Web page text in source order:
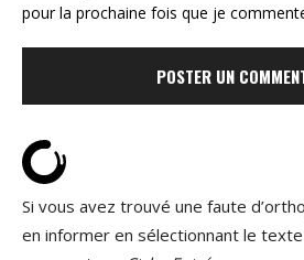
pour la prochaine fois que je
Si vous avez trouvé une faute
en informer en sélectionnant le